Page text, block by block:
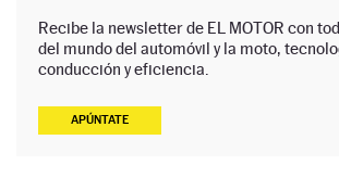
Recibe la newsletter de EL MOTOR con
del mundo del automóvil y la moto,
conducción y eficiencia.
APÚNTATE